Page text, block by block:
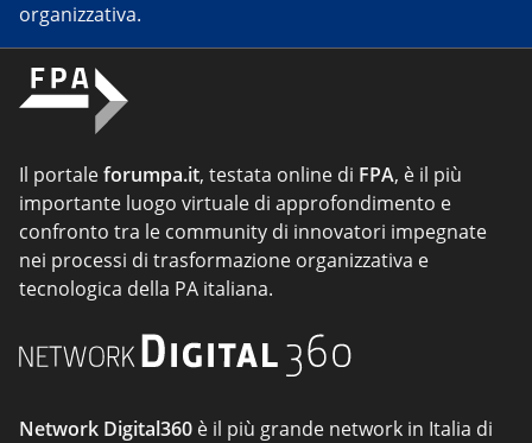
organizzativa.
Il portaleforumpa.it, testata online di FPA, è il più
importante luogo virtuale di approfondimento e
confronto tra le community di innovatori impegnate
nei processi di trasformazione organizzativa e
tecnologica della PA italiana.
Network Digital360 è il più grande network in Italia di